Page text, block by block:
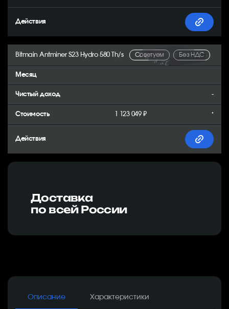
Bitmain Antminer S23 Hydro 580 Th/s Советуем Без НДС
-
1 123 049 ₽ *
Доставка
по всей России
Описание Характеристики